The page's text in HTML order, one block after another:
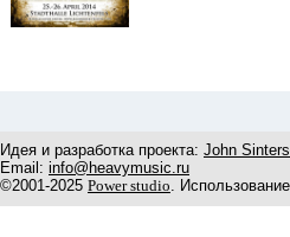
Идея и разработка проекта: John
Email: info@heavymusic.ru
©2001-2025 Power studio.